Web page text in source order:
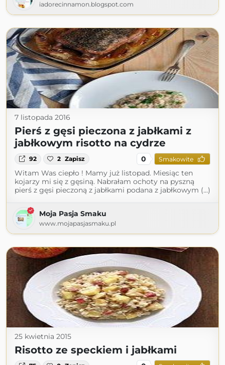
iadorecinnamon.blogspot.com
7 listopada 2016
Pierś z gęsi pieczona z jabłkami z
jabłkowym risotto na cydrze
92 2 Zapisz 0 Smakowite
Witam Was ciepło ! Mamy już listopad. Miesiąc ten
kojarzy mi się z gęsiną. Nabrałam ochoty na pyszną
pierś z gęsi pieczoną z jabłkami podana z jabłkowym (...)
Moja Pasja Smaku
www.mojapasjasmaku.pl
25 kwietnia 2015
Risotto ze speckiem i jabłkami